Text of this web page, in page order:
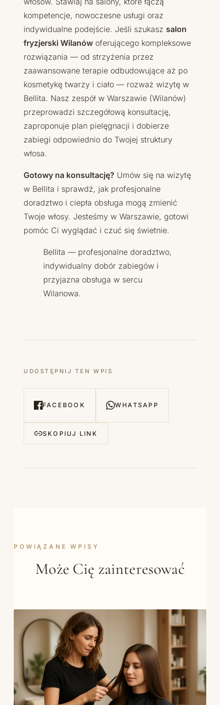
kompetencje, nowoczesne usługi oraz
indywidualne podejście. Jeśli szukasz salon
fryzjerski Wilanów oferującego kompleksowe
rozwiązania — od strzyżenia przez
zaawansowane terapie odbudowujące aż po
kosmetykę twarzy i ciało — rozważ wizytę w
Bellita. Nasz zespół w Warszawie (Wilanów)
przeprowadzi szczegółową konsultację,
zaproponuje plan pielęgnacji i dobierze
zabiegi odpowiednio do Twojej struktury
włosa.
Gotowy na konsultację? Umów się na wizytę
w Bellita i sprawdź, jak profesjonalne
doradztwo i ciepła obsługa mogą zmienić
Twoje włosy. Jesteśmy w Warszawie, gotowi
pomóc Ci wyglądać i czuć się świetnie.
Bellita — profesjonalne doradztwo,
indywidualny dobór zabiegów i
przyjazna obsługa w sercu
Wilanowa.
UDOSTĘPNIJ TEN WPIS
FACEBOOK WHATSAPP
SKOPIUJ LINK
POWIĄZANE WPISY
Może Cię zainteresować